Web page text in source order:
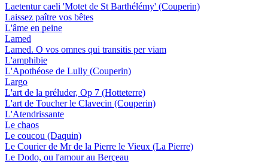
Laetentur caeli 'Motet de St Barthélémy' (Couperin)
Laissez paître vos bêtes
L'âme en peine
Lamed
Lamed. O vos omnes qui transitis per viam
L'amphibie
L'Apothéose de Lully (Couperin)
Largo
L'art de la préluder, Op 7 (Hotteterre)
L'art de Toucher le Clavecin (Couperin)
L'Atendrissante
Le chaos
Le coucou (Daquin)
Le Courier de Mr de la Pierre le Vieux (La Pierre)
Le Dodo, ou l'amour au Berçeau